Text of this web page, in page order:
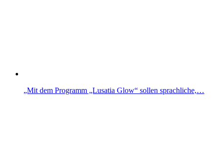
„Mit dem Programm „Lusatia Glow“ sollen sprachliche,…